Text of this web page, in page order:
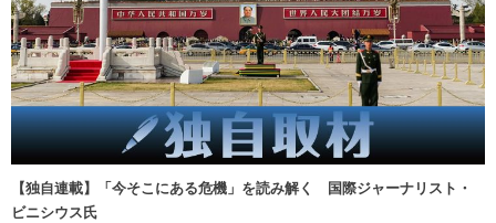
【独自連載】「今そこにある危機」を読み解く 国際ジャーナリスト・
ビニシウス氏